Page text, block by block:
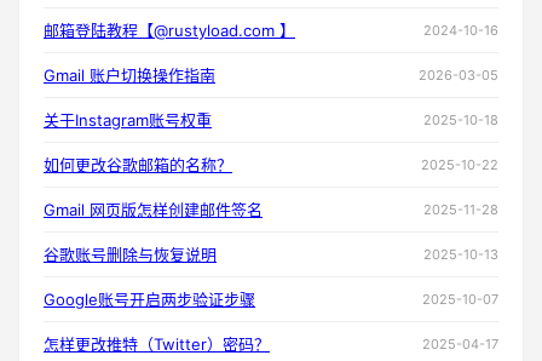
邮箱登陆教程【@rustyload.com 】 2024-10-16
Gmail 账户切换操作指南 2026-03-05
关于Instagram账号权重 2025-10-18
如何更改谷歌邮箱的名称？ 2025-10-22
Gmail 网页版怎样创建邮件签名 2025-11-28
谷歌账号删除与恢复说明 2025-10-13
Google账号开启两步验证步骤 2025-10-07
怎样更改推特（Twitter）密码？ 2025-04-17